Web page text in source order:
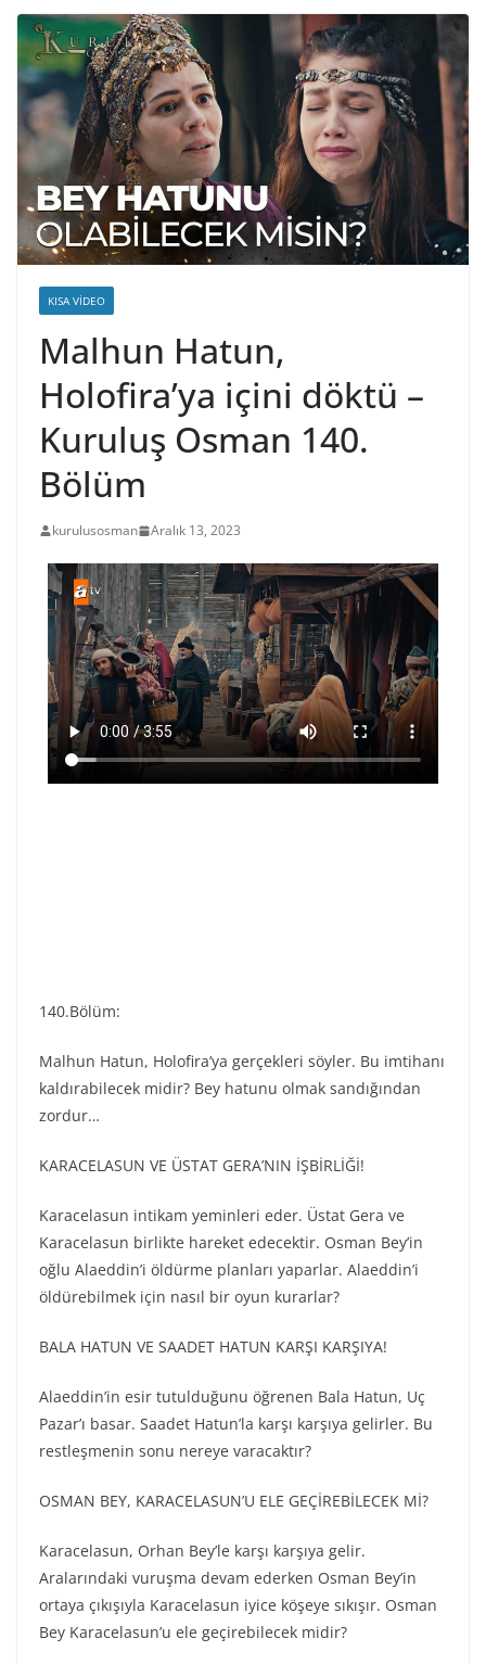
KISA VIDEO
Malhun Hatun,
Holofira’ya içini döktü –
Kuruluş Osman 140.
Bölüm
kurulusosman Aralık 13, 2023
140.Bölüm:
Malhun Hatun, Holofira’ya gerçekleri söyler. Bu imtihanı
kaldırabilecek midir? Bey hatunu olmak sandığından
zordur…
KARACELASUN VE ÜSTAT GERA’NIN İŞBİRLİĞİ!
Karacelasun intikam yeminleri eder. Üstat Gera ve
Karacelasun birlikte hareket edecektir. Osman Bey’in
oğlu Alaeddin’i öldürme planları yaparlar. Alaeddin’i
öldürebilmek için nasıl bir oyun kurarlar?
BALA HATUN VE SAADET HATUN KARŞI KARŞIYA!
Alaeddin’in esir tutulduğunu öğrenen Bala Hatun, Uç
Pazar’ı basar. Saadet Hatun’la karşı karşıya gelirler. Bu
restleşmenin sonu nereye varacaktır?
OSMAN BEY, KARACELASUN’U ELE GEÇİREBİLECEK Mİ?
Karacelasun, Orhan Bey’le karşı karşıya gelir.
Aralarındaki vuruşma devam ederken Osman Bey’in
ortaya çıkışıyla Karacelasun iyice köşeye sıkışır. Osman
Bey Karacelasun’u ele geçirebilecek midir?